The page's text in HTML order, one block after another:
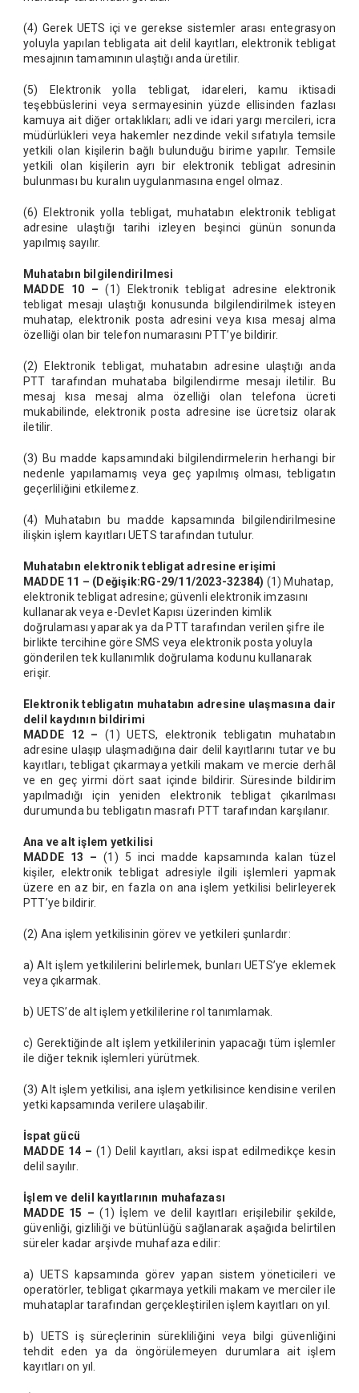
(4) Gerek UETS içi ve gerekse sistemler arası entegrasyon
yoluyla yapılan tebligata ait delil kayıtları, elektronik tebligat
mesajının tamamının ulaştığı anda üretilir.
(5) Elektronik yolla tebligat, idareleri, kamu iktisadi
teşebbüslerini veya sermayesinin yüzde ellisinden fazlası
kamuya ait diğer ortaklıkları; adli ve idari yargı mercileri, icra
müdürlükleri veya hakemler nezdinde vekil sıfatıyla temsile
yetkili olan kişilerin bağlı bulunduğu birime yapılır. Temsile
yetkili olan kişilerin ayrı bir elektronik tebligat adresinin
bulunması bu kuralın uygulanmasına engel olmaz.
(6) Elektronik yolla tebligat, muhatabın elektronik tebligat
adresine ulaştığı tarihi izleyen beşinci günün sonunda
yapılmış sayılır.
Muhatabın bilgilendirilmesi
MADDE 10 –(1) Elektronik tebligat adresine elektronik
tebligat mesajı ulaştığı konusunda bilgilendirilmek isteyen
muhatap, elektronik posta adresini veya kısa mesaj alma
özelliği olan bir telefon numarasını PTT’ye bildirir.
(2) Elektronik tebligat, muhatabın adresine ulaştığı anda
PTT tarafından muhataba bilgilendirme mesajı iletilir. Bu
mesaj kısa mesaj alma özelliği olan telefona ücreti
mukabilinde, elektronik posta adresine ise ücretsiz olarak
iletilir.
(3) Bu madde kapsamındaki bilgilendirmelerin herhangi bir
nedenle yapılamamış veya geç yapılmış olması, tebligatın
geçerliliğini etkilemez.
(4) Muhatabın bu madde kapsamında bilgilendirilmesine
ilişkin işlem kayıtları UETS tarafından tutulur.
Muhatabın elektronik tebligat adresine erişimi
MADDE 11 – (Değişik:RG-29/11/2023-32384) (1) Muhatap,
elektronik tebligat adresine; güvenli elektronik imzasını
kullanarak veya e-Devlet Kapısı üzerinden kimlik
doğrulaması yaparak ya da PTT tarafından verilen şifre ile
birlikte tercihine göre SMS veya elektronik posta yoluyla
gönderilen tek kullanımlık doğrulama kodunu kullanarak
erişir.
Elektronik tebligatın muhatabın adresine ulaşmasına dair
delil kaydının bildirimi
MADDE 12 –
(1) UETS, elektronik tebligatın muhatabın
adresine ulaşıp ulaşmadığına dair delil kayıtlarını tutar ve bu
kayıtları, tebligat çıkarmaya yetkili makam ve mercie derhâl
ve en geç yirmi dört saat içinde bildirir. Süresinde bildirim
yapılmadığı için yeniden elektronik tebligat çıkarılması
durumunda bu tebligatın masrafı PTT tarafından karşılanır.
Ana ve alt işlem yetkilisi
MADDE 13 –(1) 5 inci madde kapsamında kalan tüzel
kişiler, elektronik tebligat adresiyle ilgili işlemleri yapmak
üzere en az bir, en fazla on ana işlem yetkilisi belirleyerek
PTT’ye bildirir.
(2) Ana işlem yetkilisinin görev ve yetkileri şunlardır:
a) Alt işlem yetkililerini belirlemek, bunları UETS’ye eklemek
veya çıkarmak.
b) UETS’de alt işlem yetkililerine rol tanımlamak.
c) Gerektiğinde alt işlem yetkililerinin yapacağı tüm işlemler
ile diğer teknik işlemleri yürütmek.
(3) Alt işlem yetkilisi, ana işlem yetkilisince kendisine verilen
yetki kapsamında verilere ulaşabilir.
İspat gücü
MADDE 14 – (1) Delil kayıtları, aksi ispat edilmedikçe kesin
delil sayılır.
İşlem ve delil kayıtlarının muhafazası
MADDE 15 – (1) İşlem ve delil kayıtları erişilebilir şekilde,
güvenliği, gizliliği ve bütünlüğü sağlanarak aşağıda belirtilen
süreler kadar arşivde muhafaza edilir:
a) UETS kapsamında görev yapan sistem yöneticileri ve
operatörler, tebligat çıkarmaya yetkili makam ve merciler ile
muhataplar tarafından gerçekleştirilen işlem kayıtları on yıl.
b) UETS iş süreçlerinin sürekliliğini veya bilgi güvenliğini
tehdit eden ya da öngörülemeyen durumlara ait işlem
kayıtları on yıl.